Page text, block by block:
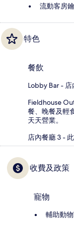
流動客房
特色
餐飲
Lobby Bar - 店
Fieldhouse
餐、晚餐及輕
天天營業。
店內餐廳 3 -
收費及政策
寵物
輔助動